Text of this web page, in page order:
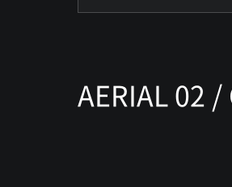
AERIAL 02 /